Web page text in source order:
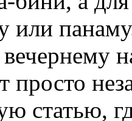
или
вечернему
просто
статью,